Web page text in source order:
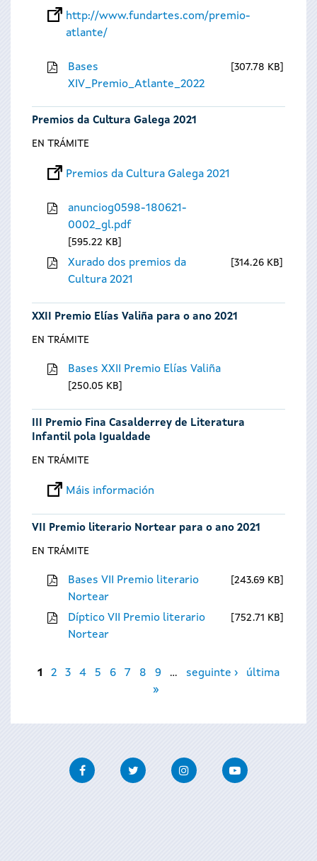
http://www.fundartes.com/premio-
atlante/
Bases
XIV_Premio_Atlante_2022
307.78 KB
Premios da Cultura Galega 2021
EN TRÁMITE
Premios da Cultura Galega 2021
anunciog0598-180621-
0002_gl.pdf
595.22 KB
Xurado dos premios da
Cultura 2021
314.26 KB
XXII Premio Elías Valiña para o ano 2021
EN TRÁMITE
Bases XXII Premio Elías Valiña
250.05 KB
III Premio Fina Casalderrey de Literatura
Infantil pola Igualdade
EN TRÁMITE
Máis información
VII Premio literario Nortear para o ano 2021
EN TRÁMITE
Bases VII Premio literario
Nortear
243.69 KB
Díptico VII Premio literario
Nortear
752.71 KB
Páxinas
1 2 3 4 5 6 7 8 9 … seguinte ›
última
»
FacebookTwitter InstagramYoutube